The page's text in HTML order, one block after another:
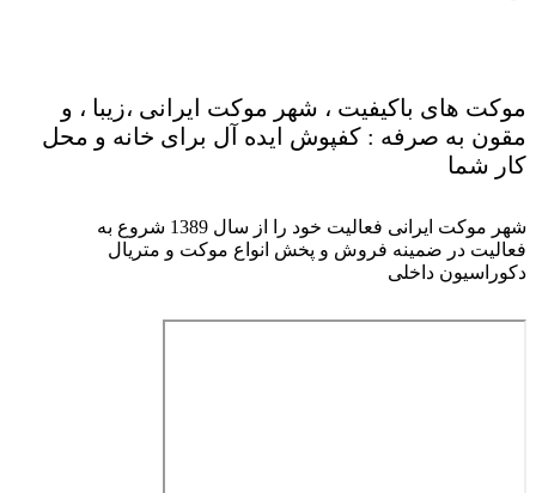
موکت های باکیفیت ، شهر موکت ایرانی ،زیبا ، و
مقون به صرفه : کفپوش ایده آل برای خانه و محل
کار شما
شهر موکت ایرانی فعالیت خود را از سال 1389 شروع به
فعالیت در ضمینه فروش و پخش انواع موکت و متریال
دکوراسیون داخلی